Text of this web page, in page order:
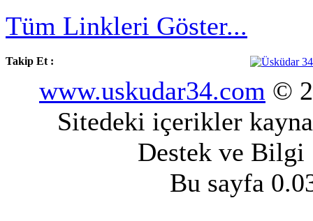
Tüm Linkleri Göster...
Takip Et :
www.uskudar34.com ©
Sitedeki içerikler
Destek ve
Bu sayfa